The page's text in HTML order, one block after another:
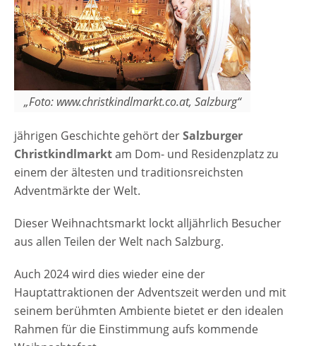
viele Flocken aus ihren Betten auf die Stadt
fallen und bringt damit noch mehr festliche
Stimmung in die Mozartstadt. [rule
type="basic"] Anzeige Termine und
Öffnungszeiten Salzburger Christkindlmarkt
am Domplatz 2025 20.11.2025 – 01.01.2026
Freitag 10:00 – 21:00 Uhr Samstag 09:00 –
21:00 Uhr Sonntag, Feiertag 09:00 – 20:30
Uhr 07. Dezember 09.00 (wenn am
Wochenende) bzw. 10.00 Uhr (unter der
20.30 Uhr bzw. 21.00 Uhr,…
„Foto: www.christkindlmarkt.co.at, Salzburg“
jährigen Geschichte gehört derSalzburger
Christkindlmarktam Dom- und Residenzplatz zu
einem der ältesten und traditionsreichsten
Adventmärkte der Welt.
Dieser Weihnachtsmarkt lockt alljährlich Besucher
aus allen Teilen der Welt nach Salzburg.
Auch 2024 wird dies wieder eine der
Hauptattraktionen der Adventszeit werden und mit
seinem berühmten Ambiente bietet er den idealen
Rahmen für die Einstimmung aufs kommende